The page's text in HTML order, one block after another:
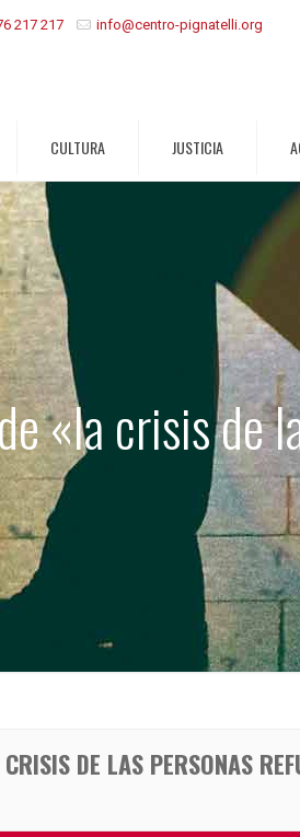
217 217 info@centro-pignatelli.org
CULTURA JUSTICIA
«la crisis de
DE LAS PERSONAS